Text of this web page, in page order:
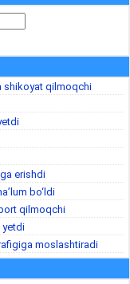
shikoyat qilmoqchi
erishdi
bo‘ldi
qilmoqchi
yetdi
moslashtiradi